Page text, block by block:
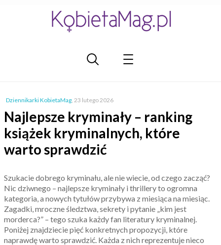
Dziennikarki KobietaMag, 23 lutego 2026
Najlepsze kryminały – ranking
książek kryminalnych, które
warto sprawdzić
Szukacie dobrego kryminału, ale nie wiecie, od czego zacząć?
Nic dziwnego – najlepsze kryminały i thrillery to ogromna
kategoria, a nowych tytułów przybywa z miesiąca na miesiąc.
Zagadki, mroczne śledztwa, sekrety i pytanie „kim jest
morderca?” – tego szuka każdy fan literatury kryminalnej.
Poniżej znajdziecie pięć konkretnych propozycji, które
naprawdę warto sprawdzić. Każda z nich reprezentuje nieco